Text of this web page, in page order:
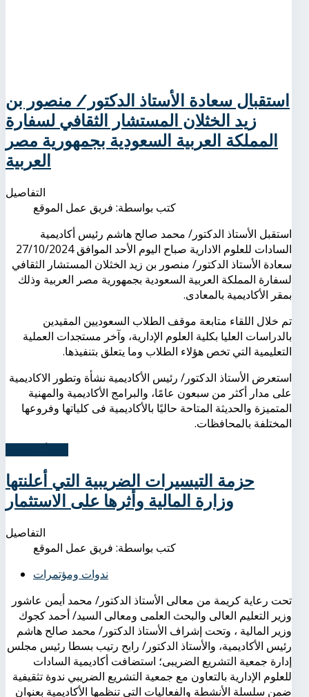
استقبال سعادة الأستاذ الدكتور/ منصور بن
زيد الخثلان المستشار الثقافي لسفارة
المملكة العربية السعودية بجمهورية مصر
العربية
التفاصيل
كتب بواسطة: فريق عمل الموقع
استقبل الأستاذ الدكتور/ محمد صالح هاشم رئيس أكاديمية
السادات للعلوم الادارية صباح اليوم الأحد الموافق 27/10/2024
سعادة الأستاذ الدكتور/ منصور بن زيد الخثلان المستشار الثقافي
لسفارة المملكة العربية السعودية بجمهورية مصر العربية وذلك
بمقر الأكاديمية بالمعادى.
تم خلال اللقاء متابعة موقف الطلاب السعوديين المقيدين
بالدراسات العليا بكلية العلوم الإدارية، وآخر مستجدات العملية
التعليمية التي تخص هؤلاء الطلاب وما يتعلق بتنفيذها.
استعرض الأستاذ الدكتور/ رئيس الأكاديمية نشأة وتطور الاكاديمية
على مدار أكثر من سبعون عامًا، والبرامج الأكاديمية والمهنية
المتميزة والحديثة المتاحة حاليًا بالأكاديمية فى كلياتها وفروعها
المختلفة بالمحافظات.
حزمة التيسيرات الضريبية التي أعلنتها
وزارة المالية وأثرها على الاستثمار
التفاصيل
كتب بواسطة: فريق عمل الموقع
ندوات ومؤتمرات
تحت رعاية كريمة من معالى الأستاذ الدكتور/ محمد أيمن عاشور
وزير التعليم العالى والبحث العلمى ومعالى السيد/ أحمد كجوك
وزير المالية ، وتحت إشراف الأستاذ الدكتور/ محمد صالح هاشم
رئيس الأكاديمية، والأستاذ الدكتور/ رابح رتيب بسطا رئيس مجلس
إدارة جمعية التشريع الضريبى؛ استضافت أكاديمية السادات
للعلوم الإدارية بالتعاون مع جمعية التشريع الضريبي ندوة تثقيفية
ضمن سلسلة الأنشطة والفعاليات التى تنظمها الأكاديمية بعنوان